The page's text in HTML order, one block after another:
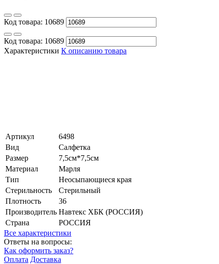
Код товара: 10689
Код товара: 10689
Характеристики К описанию товара
Артикул
6498
Вид
Салфетка
Размер
7,5см*7,5см
Материал
Марля
Тип
Неосыпающиеся края
Стерильность
Стерильный
Плотность
36
Производитель Навтекс ХБК (РОССИЯ)
Страна
РОССИЯ
Все характеристики
Ответы на вопросы:
Как оформить заказ?
Оплата Доставка